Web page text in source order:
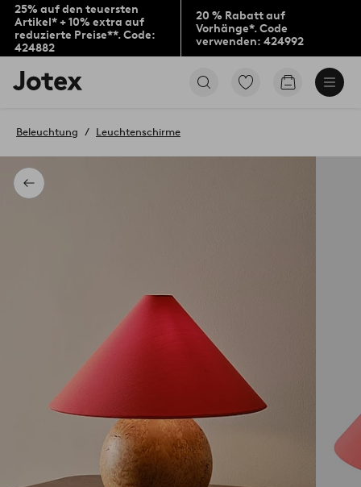
25% auf den teuersten
Artikel* + 10% extra auf
reduzierte Preise**. Code:
424882
20 % Rabatt auf
Vorhänge*. Code
verwenden: 424992
Jotex-
Logo
Startseite
Zu
Produkten
Zum
Zurück
Beleuchtung Leuchtenschirme